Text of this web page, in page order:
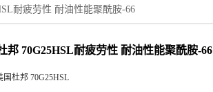
耐疲劳性 耐油性能聚酰胺-66
邦 70G25HSL耐疲劳性 耐油性能聚酰胺-66
国杜邦 70G25HSL